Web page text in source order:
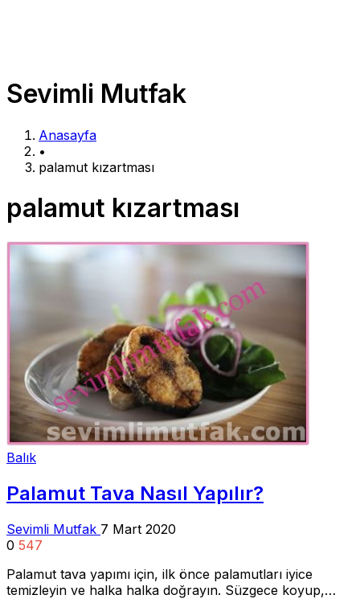
Sevimli Mutfak
Anasayfa
•
palamut kızartması
palamut kızartması
Balık
Palamut Tava Nasıl Yapılır?
Sevimli Mutfak 7 Mart 2020
0 547
Palamut tava yapımı için, ilk önce palamutları iyice
temizleyin ve halka halka doğrayın. Süzgece koyup,…